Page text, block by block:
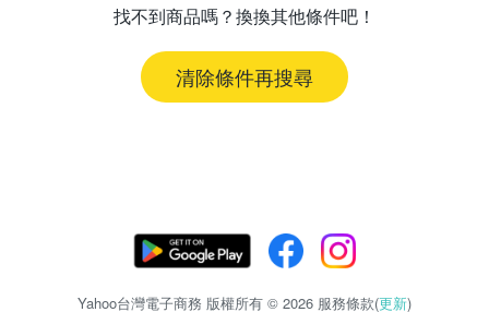
找不到商品嗎？換換其他條件吧！
清除條件再搜尋
Yahoo台灣電子商務 版權所有 © 2026 服務條款(更新)